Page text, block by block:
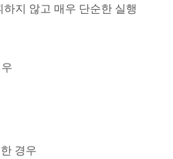
지 않고 매우 단순한 실행
경우